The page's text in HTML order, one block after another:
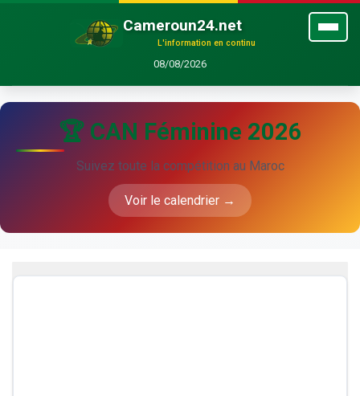
Cameroun24.net
L'information en continu
08/08/2026
🏆 CAN Féminine 2026
Suivez toute la compétition au Maroc
Voir le calendrier →